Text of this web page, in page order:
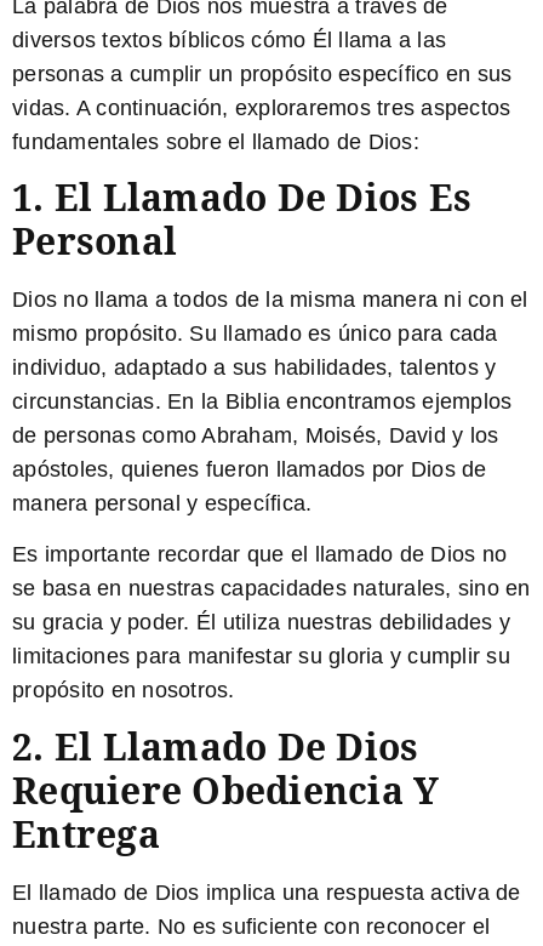
La palabra de Dios nos muestra a través de
diversos textos bíblicos cómo Él llama a las
personas a cumplir un propósito específico en sus
vidas. A continuación, exploraremos tres aspectos
fundamentales sobre el llamado de Dios:
1. El Llamado De Dios Es
Personal
Dios no llama a todos de la misma manera ni con el
mismo propósito. Su llamado es único para cada
individuo, adaptado a sus habilidades, talentos y
circunstancias. En la Biblia encontramos ejemplos
de personas como Abraham, Moisés, David y los
apóstoles, quienes fueron llamados por Dios de
manera personal y específica.
Es importante recordar que el llamado de Dios no
se basa en nuestras capacidades naturales, sino en
su gracia y poder. Él utiliza nuestras debilidades y
limitaciones para manifestar su gloria y cumplir su
propósito en nosotros.
2. El Llamado De Dios
Requiere Obediencia Y
Entrega
El llamado de Dios implica una respuesta activa de
nuestra parte. No es suficiente con reconocer el